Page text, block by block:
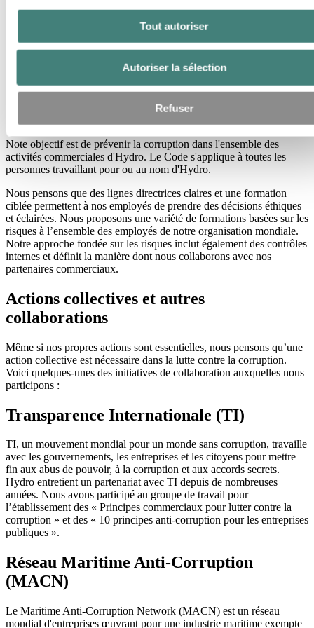
Tout autoriser
Autoriser la sélection
Refuser
Le Code de conduite de Hydro sous-tend une grande
partie de notre politique de conformité.
Hydro ne tolère pas la corruption, qu’elle soit dans le secteur privé
ou public. Nous nous engageons à respecter toutes les lois et
réglementations applicables adoptées pour lutter contre la corruption
et les pots-de-vin. Nous interdisons le versement de pots-de-vin,
quelle qu’en soit la nature, que ce soit dans le cadre de relations avec
des agents publics ou des particuliers du secteur privé.
Note objectif est de prévenir la corruption dans l'ensemble des
activités commerciales d'Hydro. Le Code s'applique à toutes les
personnes travaillant pour ou au nom d'Hydro.
Nous pensons que des lignes directrices claires et une formation
ciblée permettent à nos employés de prendre des décisions éthiques
et éclairées. Nous proposons une variété de formations basées sur les
risques à l’ensemble des employés de notre organisation mondiale.
Notre approche fondée sur les risques inclut également des contrôles
internes et définit la manière dont nous collaborons avec nos
partenaires commerciaux.
Actions collectives et autres
collaborations
Même si nos propres actions sont essentielles, nous pensons qu’une
action collective est nécessaire dans la lutte contre la corruption.
Voici quelques-unes des initiatives de collaboration auxquelles nous
participons :
Transparence Internationale (TI)
TI, un mouvement mondial pour un monde sans corruption, travaille
avec les gouvernements, les entreprises et les citoyens pour mettre
fin aux abus de pouvoir, à la corruption et aux accords secrets.
Hydro entretient un partenariat avec TI depuis de nombreuses
années. Nous avons participé au groupe de travail pour
l’établissement des « Principes commerciaux pour lutter contre la
corruption » et des « 10 principes anti-corruption pour les entreprises
publiques ».
Réseau Maritime Anti-Corruption
(MACN)
Le Maritime Anti-Corruption Network (MACN) est un réseau
mondial d'entreprises œuvrant pour une industrie maritime exempte